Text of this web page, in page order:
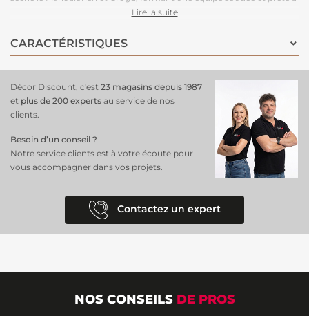
affronter toutes les aventures de l'univers Star Wars. Les tons jaunes
accueillante, créant un espace où les petits peuvent s'épanouir.
Facile à poser grâce à sa matière intisséede haute qualité, ce
découverte, parfait pour les jeunes fans du Mandalorien.
Lire la suite
CARACTÉRISTIQUES
Décor Discount, c'est 23 magasins depuis 1987
et plus de 200 experts au service de nos
clients.
Besoin d’un conseil ?
Notre service clients est à votre écoute pour
vous accompagner dans vos projets.
Contactez un expert
NOS CONSEILS DE PROS